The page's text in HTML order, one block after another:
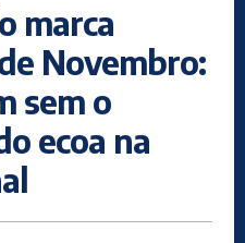
marca
Novembro:
sem o
ecoa na